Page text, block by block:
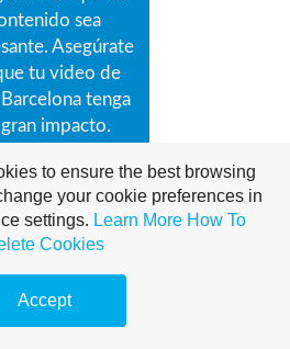
sea
Asegúrate
tu video de
Barcelona tenga
impacto.
en un
alojamiento
YouTube puede
disminuirá
to ensure the best browsing
your cookie preferences in
settings. Learn More How To
Cookies
Accept